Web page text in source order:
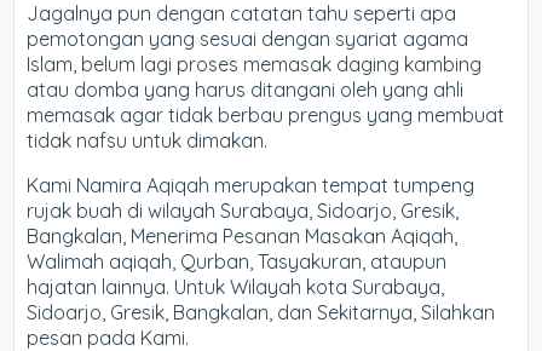
Jagalnya pun dengan catatan tahu seperti apa
pemotongan yang sesuai dengan syariat agama
Islam, belum lagi proses memasak daging kambing
atau domba yang harus ditangani oleh yang ahli
memasak agar tidak berbau prengus yang membuat
tidak nafsu untuk dimakan.
Kami Namira Aqiqah merupakan tempat tumpeng
rujak buah di wilayah Surabaya, Sidoarjo, Gresik,
Bangkalan, Menerima Pesanan Masakan Aqiqah,
Walimah aqiqah, Qurban, Tasyakuran, ataupun
hajatan lainnya. Untuk Wilayah kota Surabaya,
Sidoarjo, Gresik, Bangkalan, dan Sekitarnya, Silahkan
pesan pada Kami.